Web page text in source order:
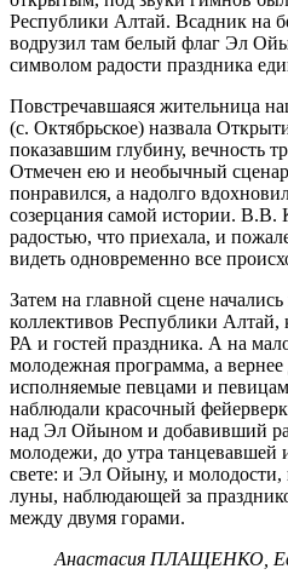
Республики Алтай. Всадник на
водрузил там белый флаг Эл
символом радости праздника
Повстречавшаяся жительница
(с. Октябрьское) назвала
показавшим глубину, вечность
Отмечен ею и необычный
понравился, а надолго
созерцания самой истории. В.В.
радостью, что приехала, и
видеть одновременно все
Затем на главной сцене
коллективов Республики Алтай,
РА и гостей праздника. А на
молодежная программа, а вернее
исполняемые певцами и
наблюдали красочный
над Эл Ойыном и добавивший
молодежи, до утра танцевавшей
свете: и Эл Ойыну, и молодости,
луны, наблюдающей за
между двумя горами.
Анастасия ПЛАЩЕНКО,